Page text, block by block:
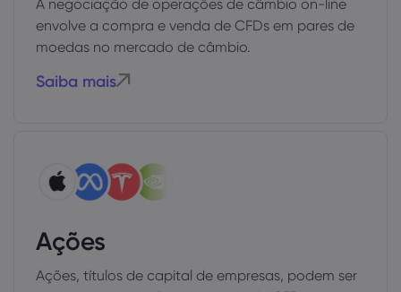
A negociação de operações de câmbio on-line
envolve a compra e venda de CFDs em pares de
moedas no mercado de câmbio.
Saiba mais
Ações
Ações, títulos de capital de empresas, podem ser